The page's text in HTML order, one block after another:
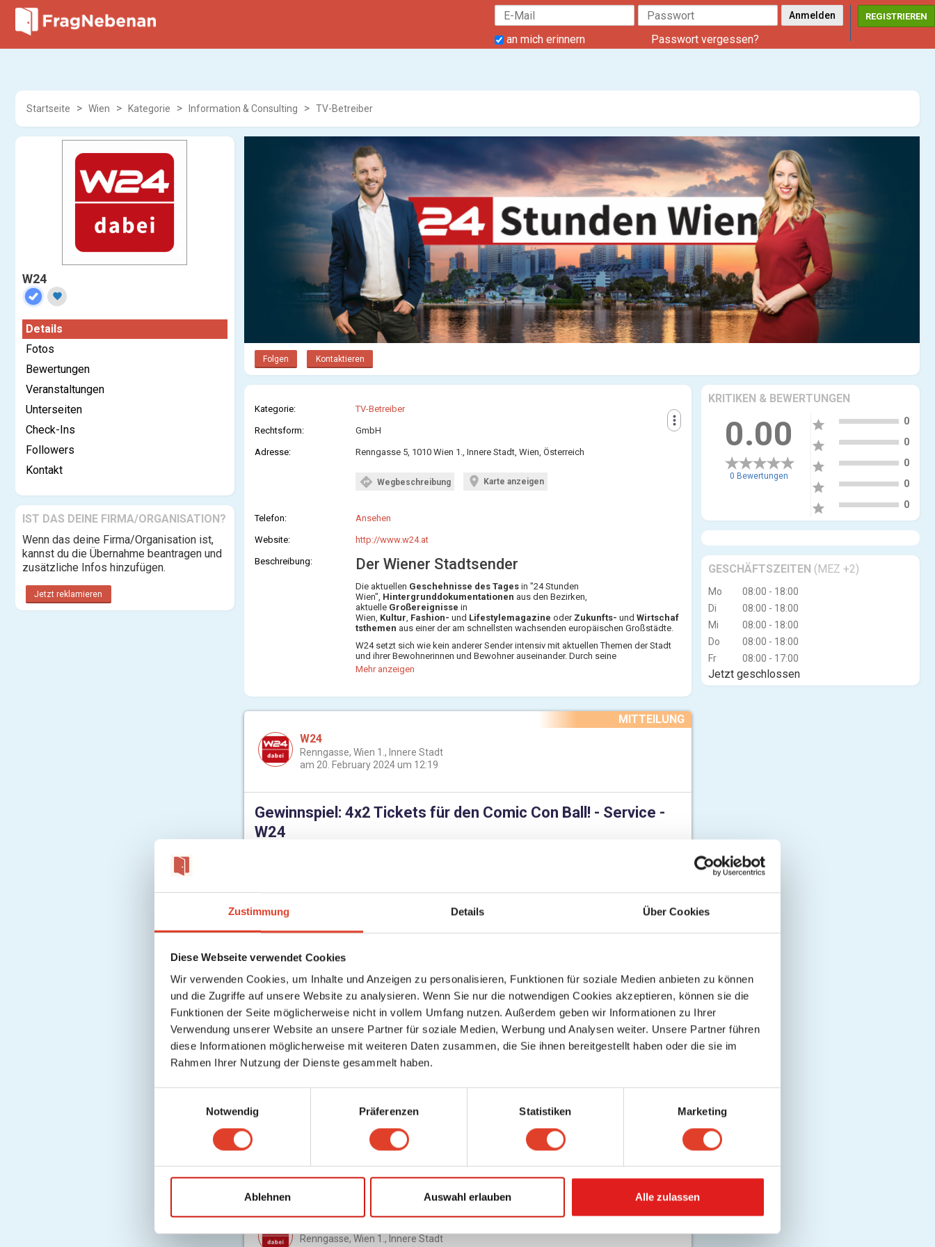
Zustimmung Details Über Cookies
Diese Webseite verwendet Cookies
Wir verwenden Cookies, um Inhalte und Anzeigen zu personalisieren, Funktionen für soziale Medien anbieten zu können
und die Zugriffe auf unsere Website zu analysieren. Wenn Sie nur die notwendigen Cookies akzeptieren, können sie die
Funktionen der Seite möglicherweise nicht in vollem Umfang nutzen. Außerdem geben wir Informationen zu Ihrer
Verwendung unserer Website an unsere Partner für soziale Medien, Werbung und Analysen weiter. Unsere Partner führen
diese Informationen möglicherweise mit weiteren Daten zusammen, die Sie ihnen bereitgestellt haben oder die sie im
Rahmen Ihrer Nutzung der Dienste gesammelt haben.
g
Notwendig Präferenzen Statistiken Marketing
Ablehnen Auswahl erlauben Alle zulassen
an mich erinnern Passwort vergessen?
REGISTRIEREN
Startseite Wien Kategorie Information & Consulting TV-Betreiber
W24
favorite
Details
Fotos
Bewertungen
Veranstaltungen
Unterseiten
Check-Ins
Followers
Kontakt
IST DAS DEINE FIRMA/ORGANISATION?
Wenn das deine Firma/Organisation ist,
kannst du die Übernahme beantragen und
zusätzliche Infos hinzufügen.
Jetzt reklamieren
Folgen Kontaktieren
KRITIKEN & BEWERTUNGEN
0.00
0 Bewertungen
star 0
star 0
star 0
star 0
star 0
GESCHÄFTSZEITEN (MEZ +2)
Mo
08:00 - 18:00
Di
08:00 - 18:00
Mi
08:00 - 18:00
Do
08:00 - 18:00
Fr
08:00 - 17:00
Jetzt geschlossen
more_vert
Kategorie: TV-Betreiber
Rechtsform: GmbH
Adresse: Renngasse 5, 1010 Wien 1., Innere Stadt, Wien, Österreich
directions Wegbeschreibung location_on Karte anzeigen
Telefon: Ansehen
Website: http://www.w24.at
Beschreibung: Der Wiener Stadtsender
Die aktuellen Geschehnisse des Tagesin "24 Stunden
Wien", Hintergrunddokumentationen aus den Bezirken,
aktuelle Großereignisse in
Wien, Kultur Fashion- und Lifestylemagazine oder Zukunfts- und Wirtschaf
tsthemen aus einer der am schnellsten wachsenden europäischen Großstädte.
W24 setzt sich wie kein anderer Sender intensiv mit aktuellen Themen der Stadt
und ihrer Bewohnerinnen und Bewohner auseinander. Durch seine
Nachrichtenkompetenz, seine „Live & vor Ort“-Präsenz und seine aktuellen TV-
Formate bietet das Wiener Stadtfernsehen Information, Service und Unterhaltung
Wir entdecken Wien für unsere ZuseherInnen.
Wir schauen hin. Wir hören zu. Wir nehmen uns Zeit.
Wir arbeiten mit lokalen PartnerInnen und Unternehmen zusammen.
Damit sind wir dabei, mit uns bist Du dabei.
Mehr anzeigen
MITTEILUNG
W24
Renngasse, Wien 1., Innere Stadt
am 20. February 2024 um 12:19
Gewinnspiel: 4x2 Tickets für den Comic Con Ball! - Service -
W24
Kommentieren Gefällt mir
Renngasse, Wien 1., Innere Stadt